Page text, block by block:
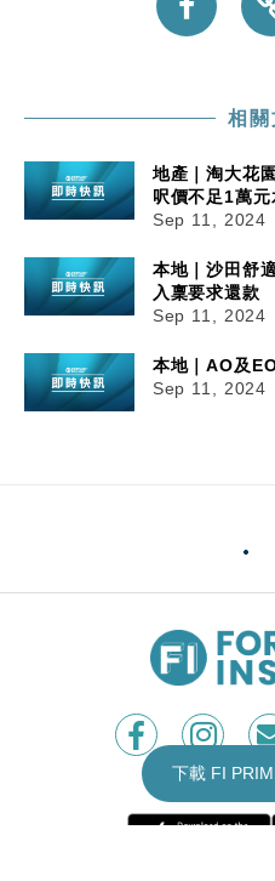
相關
地產｜淘大花
呎價不足1萬元
Sep 11, 2024
本地｜沙田舒
入稟要求還款
Sep 11, 2024
本地｜AO及
Sep 11, 2024
下載 FI